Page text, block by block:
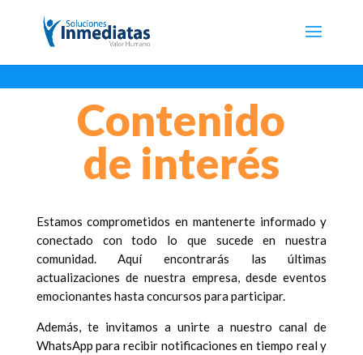
Contenido
de interés
Estamos comprometidos en mantenerte informado y
conectado con todo lo que sucede en nuestra
comunidad. Aquí encontrarás las últimas
actualizaciones de nuestra empresa, desde eventos
emocionantes hasta concursos para participar.
Además, te invitamos a unirte a nuestro canal de
WhatsApp para recibir notificaciones en tiempo real y